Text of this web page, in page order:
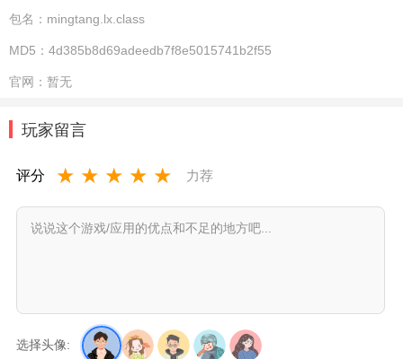
包名： mingtang.lx.class
MD5： 4d385b8d69adeedb7f8e5015741b2f55
官网： 暂无
玩家留言
评分 ★ ★ ★ ★ ★ 力荐
选择头像: